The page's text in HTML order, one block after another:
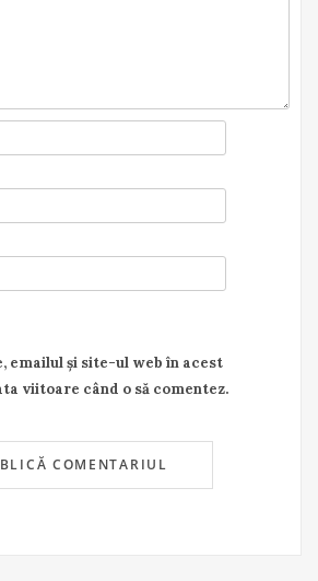
emailul și site-ul web în acest
viitoare când o să comentez.